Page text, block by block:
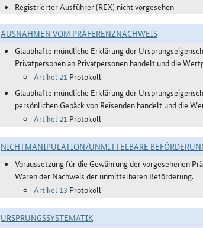
Registrierter Ausführer (REX) nicht vorgesehen
AUSNAHMEN VOM PRÄFERENZNACHWEIS
Glaubhafte mündliche Erklärung der
Privatpersonen an Privatpersonen handelt und die
Artikel 21 Protokoll
Glaubhafte mündliche Erklärung der
persönlichen Gepäck von Reisenden handelt und die
Artikel 21 Protokoll
NICHTMANIPULATION/UNMITTELBARE
Voraussetzung für die Gewährung der vorgesehenen
Waren der Nachweis der unmittelbaren Beförderung.
Artikel 13 Protokoll
URSPRUNGSSYSTEMATIK